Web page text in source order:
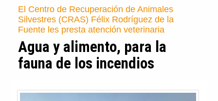
El Centro de Recuperación de Animales
Silvestres (CRAS) Félix Rodríguez de la
Fuente les presta atención veterinaria
Agua y alimento, para la
fauna de los incendios